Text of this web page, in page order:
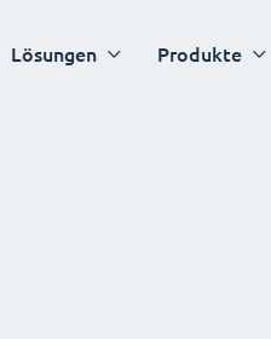
Lösungen Produkte